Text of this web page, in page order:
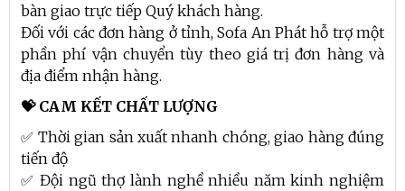
bàn giao trực tiếp Quý khách hàng.
Đối với các đơn hàng ở tỉnh, Sofa An Phát hỗ trợ một
phần phí vận chuyển tùy theo giá trị đơn hàng và
địa điểm nhận hàng.
💝 CAM KẾT CHẤT LƯỢNG
✅ Thời gian sản xuất nhanh chóng, giao hàng đúng
tiến độ
✅ Đội ngũ thợ lành nghề nhiều năm kinh nghiệm